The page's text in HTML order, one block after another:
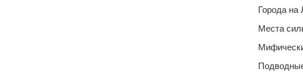
Города на
Места